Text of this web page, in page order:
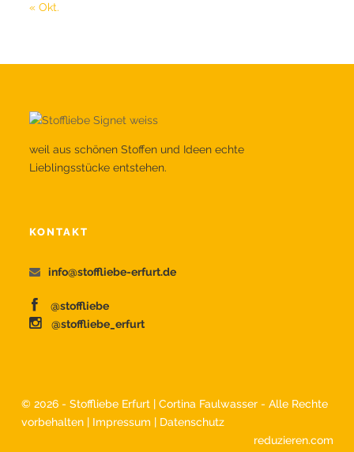
« Okt.
weil aus schönen Stoffen und Ideen echte
Lieblingsstücke entstehen.
KONTAKT
info@stoffliebe-erfurt.de
@stoffliebe
@stoffliebe_erfurt
© 2026 - Stoffliebe Erfurt | Cortina Faulwasser - Alle Rechte
vorbehalten | Impressum | Datenschutz
reduzieren.com